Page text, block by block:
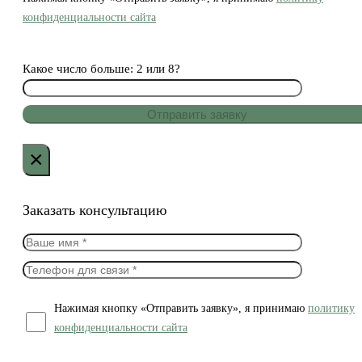
конфиденциальности сайта
Какое число больше: 2 или 8?
×
Заказать консультацию
Нажимая кнопку «Отправить заявку», я принимаю политику
конфиденциальности сайта